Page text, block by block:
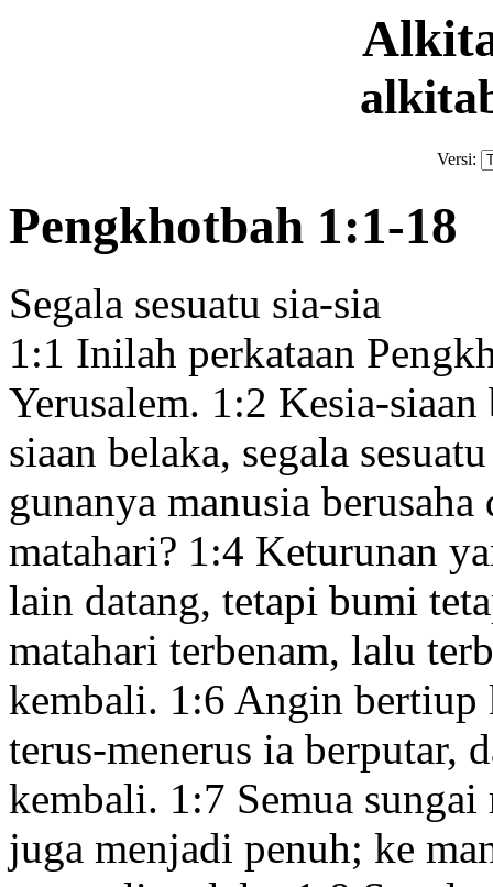
Versi:
Pengkhotbah 1:1-18
Segala sesuatu sia-sia
1:1 Inilah perkataan
Yerusalem. 1:2 Kesia-
siaan belaka, segala
gunanya manusia
matahari? 1:4 Keturunan
lain datang, tetapi bumi
matahari terbenam, lalu
kembali. 1:6 Angin bertiup
terus-menerus ia berputar,
kembali. 1:7 Semua
juga menjadi penuh; ke